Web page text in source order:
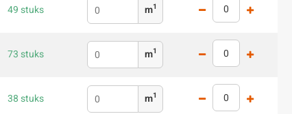
49 stuks m1
73 stuks m1
38 stuks m1